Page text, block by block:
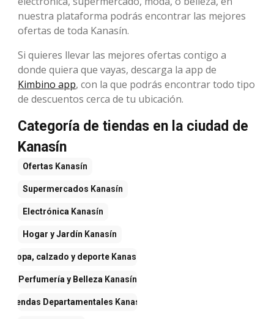
nuestra plataforma podrás encontrar las mejores
ofertas de toda Kanasín.
Si quieres llevar las mejores ofertas contigo a
donde quiera que vayas, descarga la app de
Kimbino app, con la que podrás encontrar todo tipo
de descuentos cerca de tu ubicación.
Categoría de tiendas en la ciudad de
Kanasín
Ofertas Kanasín
Supermercados Kanasín
Electrónica Kanasín
Hogar y Jardín Kanasín
Ropa, calzado y deporte Kanasín
Perfumería y Belleza Kanasín
Tiendas Departamentales Kanasín